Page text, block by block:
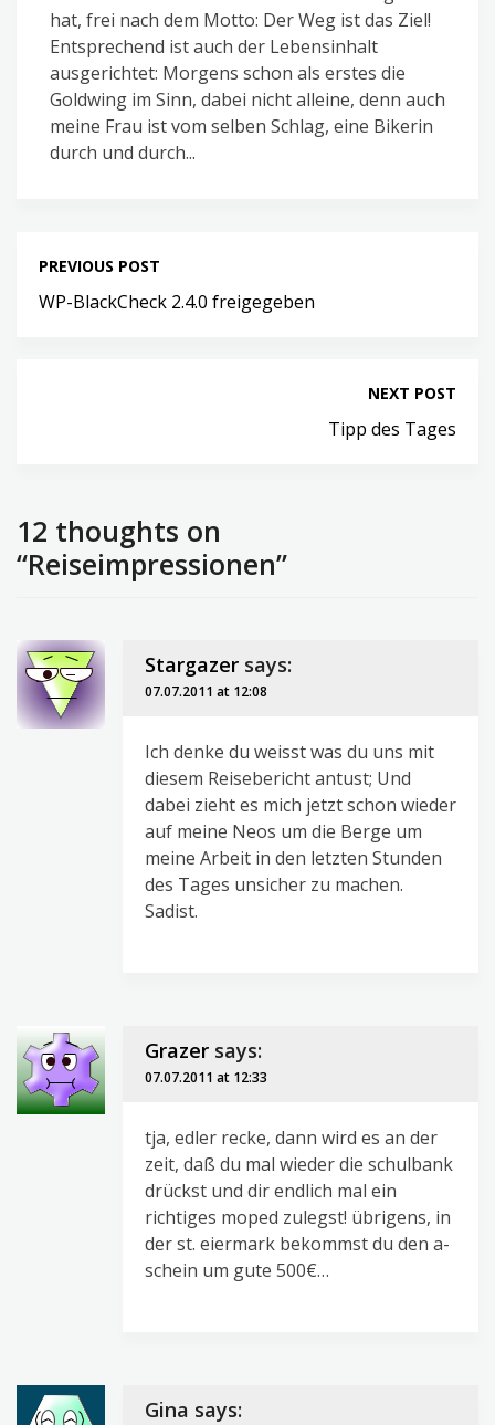
hat, frei nach dem Motto: Der Weg ist das Ziel!
Entsprechend ist auch der Lebensinhalt
ausgerichtet: Morgens schon als erstes die
Goldwing im Sinn, dabei nicht alleine, denn auch
meine Frau ist vom selben Schlag, eine Bikerin
durch und durch...
PREVIOUS POST
WP-BlackCheck 2.4.0 freigegeben
NEXT POST
Tipp des Tages
12 thoughts on
“Reiseimpressionen”
Stargazer says:
07.07.2011 at 12:08
Ich denke du weisst was du uns mit
diesem Reisebericht antust; Und
dabei zieht es mich jetzt schon wieder
auf meine Neos um die Berge um
meine Arbeit in den letzten Stunden
des Tages unsicher zu machen.
Sadist.
Grazer says:
07.07.2011 at 12:33
tja, edler recke, dann wird es an der
zeit, daß du mal wieder die schulbank
drückst und dir endlich mal ein
richtiges moped zulegst! übrigens, in
der st. eiermark bekommst du den a-
schein um gute 500€…
Gina says: